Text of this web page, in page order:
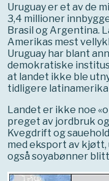
Uruguay er et av de
3,4 millioner
Brasil og Argentina.
Amerikas mest
Uruguay har blant
demokratiske
at landet ikke ble
tidligere
Landet er ikke noe
preget av jordbruk
Kvegdrift og
med eksport av kjøtt,
også soyabønner